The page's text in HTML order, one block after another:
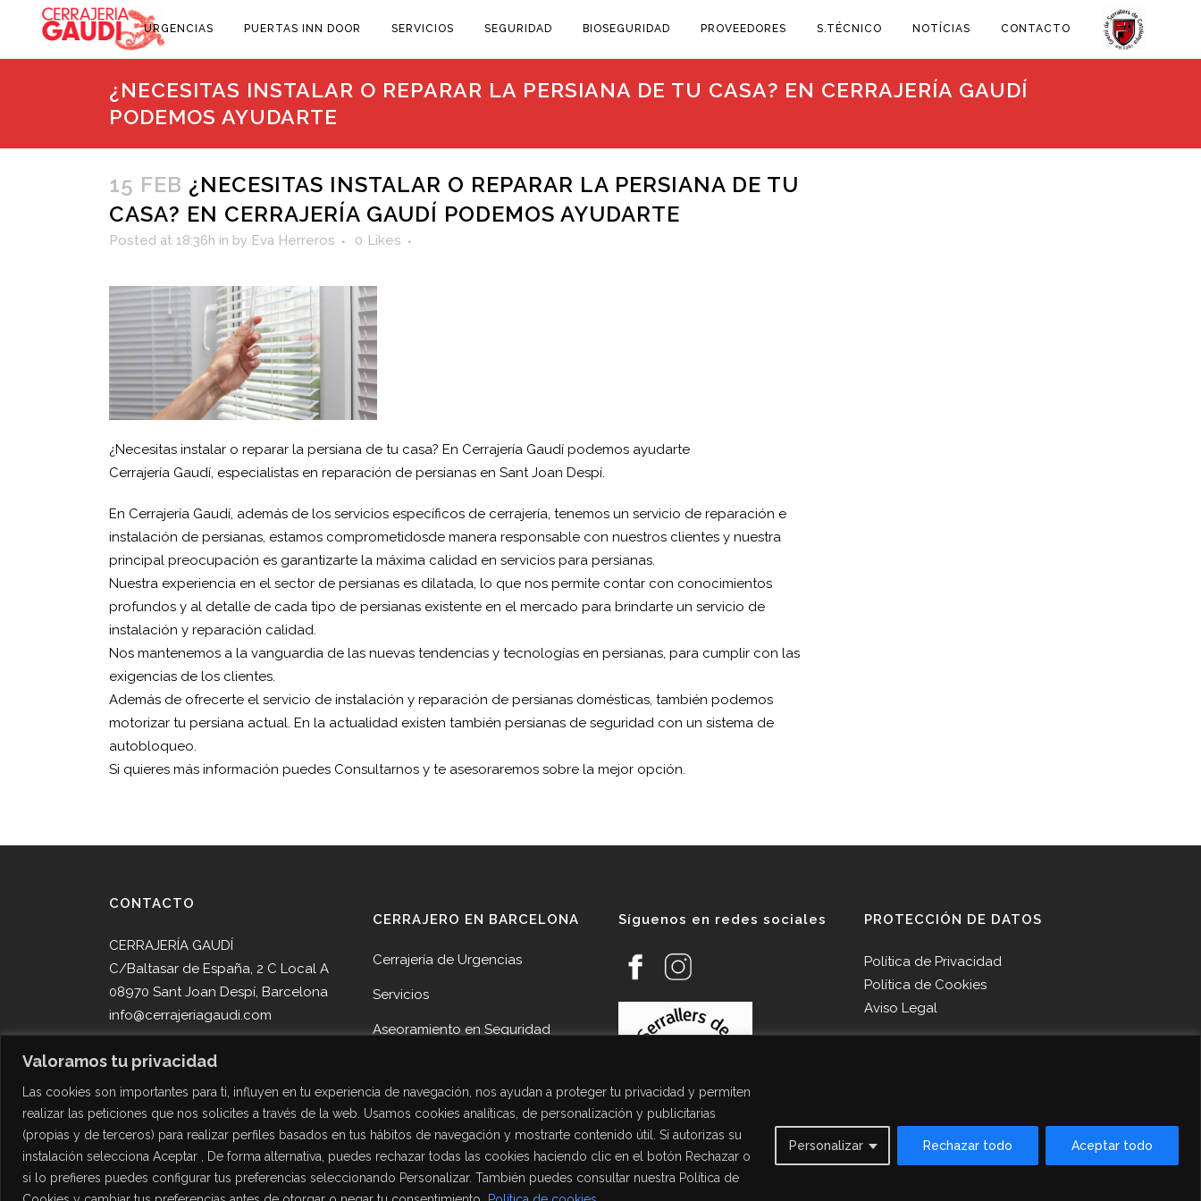
Valoramos tu privacidad
Las cookies son importantes para ti, influyen en tu experiencia de navegación, nos ayudan a proteger tu privacidad y permiten
realizar las peticiones que nos solicites a través de la web. Usamos cookies analíticas, de personalización y publicitarias
(propias y de terceros) para realizar perfiles basados en tus hábitos de navegación y mostrarte contenido útil. Si autorizas su
instalación selecciona Aceptar , De forma alternativa, puedes rechazar todas las cookies haciendo clic en el botón Rechazar o
si lo prefieres puedes configurar tus preferencias seleccionando Personalizar. También puedes consultar nuestra Política de
Personalizar Rechazar todo Aceptar todo
URGENCIAS PUERTAS INN DOOR SERVICIOS SEGURIDAD BIOSEGURIDAD PROVEEDORES S.TÉCNICO NOTÍCIAS CONTACTO
¿NECESITAS INSTALAR O REPARAR LA PERSIANA DE TU CASA? EN CERRAJERÍA GAUDÍ
PODEMOS AYUDARTE
15 FEB ¿NECESITAS INSTALAR O REPARAR LA PERSIANA DE TU
CASA? EN CERRAJERÍA GAUDÍ PODEMOS AYUDARTE
Posted at 18:36h in by Eva Herreros 0 Likes
¿Necesitas instalar o reparar la persiana de tu casa? En Cerrajería Gaudí podemos ayudarte
Cerrajería Gaudí, especialistas en reparación de persianas en Sant Joan Despí.
En Cerrajería Gaudí, además de los servicios específicos de cerrajería, tenemos un servicio de reparación e
instalación de persianas, estamos comprometidosde manera responsable con nuestros clientes y nuestra
principal preocupación es garantizarte la máxima calidad en servicios para persianas.
Nuestra experiencia en el sector de persianas es dilatada, lo que nos permite contar con conocimientos
profundos y al detalle de cada tipo de persianas existente en el mercado para brindarte un servicio de
instalación y reparación calidad.
Nos mantenemos a la vanguardia de las nuevas tendencias y tecnologías en persianas, para cumplir con las
exigencias de los clientes.
Además de ofrecerte el servicio de instalación y reparación de persianas domésticas, también podemos
motorizar tu persiana actual. En la actualidad existen también persianas de seguridad con un sistema de
autobloqueo.
Si quieres más información puedes Consultarnos y te asesoraremos sobre la mejor opción.
CONTACTO
CERRAJERÍA GAUDÍ
C/Baltasar de España, 2 C Local A
08970 Sant Joan Despí, Barcelona
info@cerrajeriagaudi.com
Tel. 93 013 05 58
CERRAJERO EN BARCELONA
Cerrajería de Urgencias
Servicios
Aseoramiento en Seguridad
Noticias
Contacto Cerrajería Sant Joan
Despí
Síguenos en redes sociales PROTECCIÓN DE DATOS
Política de Privacidad
Política de Cookies
Aviso Legal